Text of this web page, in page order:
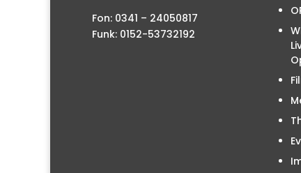
Fon: 0341 – 24050817
Funk: 0152-53732192